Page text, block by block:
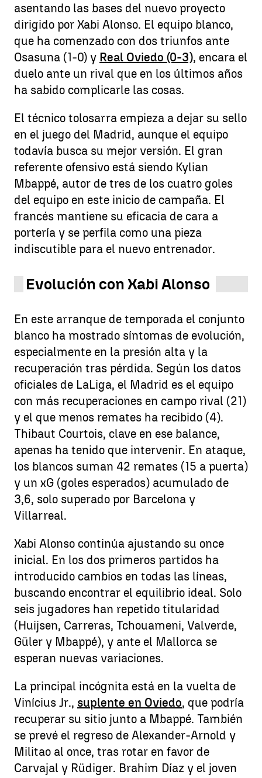
asentando las bases del nuevo proyecto
dirigido por Xabi Alonso. El equipo blanco,
que ha comenzado con dos triunfos ante
Osasuna (1-0) y Real Oviedo (0-3), encara el
duelo ante un rival que en los últimos años
ha sabido complicarle las cosas.
El técnico tolosarra empieza a dejar su sello
en el juego del Madrid, aunque el equipo
todavía busca su mejor versión. El gran
referente ofensivo está siendo Kylian
Mbappé, autor de tres de los cuatro goles
del equipo en este inicio de campaña. El
francés mantiene su eficacia de cara a
portería y se perfila como una pieza
indiscutible para el nuevo entrenador.
Evolución con Xabi Alonso
En este arranque de temporada el conjunto
blanco ha mostrado síntomas de evolución,
especialmente en la presión alta y la
recuperación tras pérdida. Según los datos
oficiales de LaLiga, el Madrid es el equipo
con más recuperaciones en campo rival (21)
y el que menos remates ha recibido (4).
Thibaut Courtois, clave en ese balance,
apenas ha tenido que intervenir. En ataque,
los blancos suman 42 remates (15 a puerta)
y un xG (goles esperados) acumulado de
3,6, solo superado por Barcelona y
Villarreal.
Xabi Alonso continúa ajustando su once
inicial. En los dos primeros partidos ha
introducido cambios en todas las líneas,
buscando encontrar el equilibrio ideal. Solo
seis jugadores han repetido titularidad
(Huijsen, Carreras, Tchouameni, Valverde,
Güler y Mbappé), y ante el Mallorca se
esperan nuevas variaciones.
La principal incógnita está en la vuelta de
Vinícius Jr., suplente en Oviedo, que podría
recuperar su sitio junto a Mbappé. También
se prevé el regreso de Alexander-Arnold y
Militao al once, tras rotar en favor de
Carvajal y Rüdiger. Brahim Díaz y el joven